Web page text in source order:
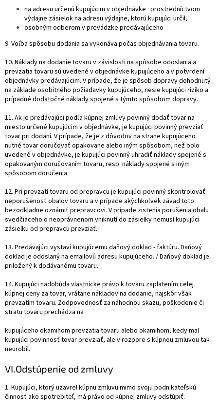
na adresu určenú kupujúcim v objednávke · prostredníctvom
výdajne zásielok na adresu výdajne, ktorú kupujúci určil,
osobným odberom v prevádzke predávajúceho
9. Voľba spôsobu dodania sa vykonáva počas objednávania tovaru.
10. Náklady na dodanie tovaru v závislosti na spôsobe odoslania a
prevzatia tovaru sú uvedené v objednávke kupujúceho a v potvrdení
objednávky predávajúcim. V prípade, že je spôsob dopravy dohodnutý
na základe osobitného požiadavky kupujúceho, nesie kupujúci riziko a
prípadné dodatočné náklady spojené s týmto spôsobom dopravy.
11. Ak je predávajúci podľa kúpnej zmluvy povinný dodať tovar na
miesto určené kupujúcim v objednávke, je kupujúci povinný prevziať
tovar pri dodaní. V prípade, že je z dôvodov na strane kupujúceho
nutné tovar doručovať opakovane alebo iným spôsobom, než bolo
uvedené v objednávke, je kupujúci povinný uhradiť náklady spojené s
opakovaným doručovaním tovaru, resp. náklady spojené s iným
spôsobom doručenia.
12. Pri prevzatí tovaru od prepravcu je kupujúci povinný skontrolovať
neporušenosť obalov tovaru a v prípade akýchkoľvek závad toto
bezodkladne oznámiť prepravcovi. V prípade zistenia porušenia obalu
svedčiaceho o neoprávnenom vniknutí do zásielky nemusí kupujúci
zásielku od prepravcu prevziať.
13. Predávajúci vystaví kupujúcemu daňový doklad - faktúru. Daňový
doklad je odoslaný na emailovú adresu kupujúceho. / Daňový doklad je
priložený k dodávanému tovaru.
14. Kupujúci nadobúda vlastnícke právo k tovaru zaplatením celej
kúpnej ceny za tovar, vrátane nákladov na dodanie, najskôr však
prevzatím tovaru. Zodpovednosť za náhodnou skazu, poškodenie či
stratu tovaru prechádza na
kupujúceho okamihom prevzatia tovaru alebo okamihom, kedy mal
kupujúci povinnosť tovar prevziať, ale v rozpore s kúpnou zmluvou tak
neurobil.
VI.Odstúpenie od zmluvy
1. Kupujúci, ktorý uzavrel kúpnu zmluvu mimo svoju podnikateľskú
činnosť ako spotrebiteľ, má právo od kúpnej zmluvy odstúpiť.